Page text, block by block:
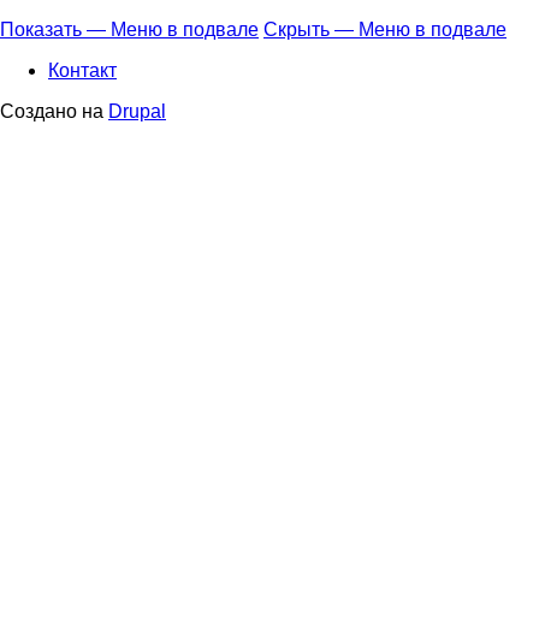
Меню
подвале
Показать — Меню в подвале Скрыть — Меню в подвале
Контакт
Создано на Drupal